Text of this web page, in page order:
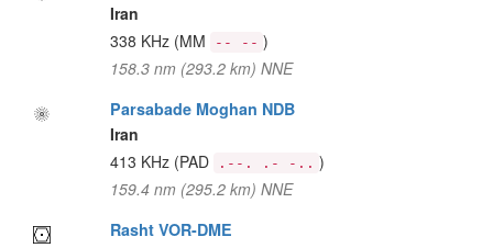
Iran
338 KHz (MM -- -- )
158.3 nm (293.2 km) NNE
Parsabade Moghan NDB
Iran
413 KHz (PAD .--. .- -.. )
159.4 nm (295.2 km) NNE
Rasht VOR-DME